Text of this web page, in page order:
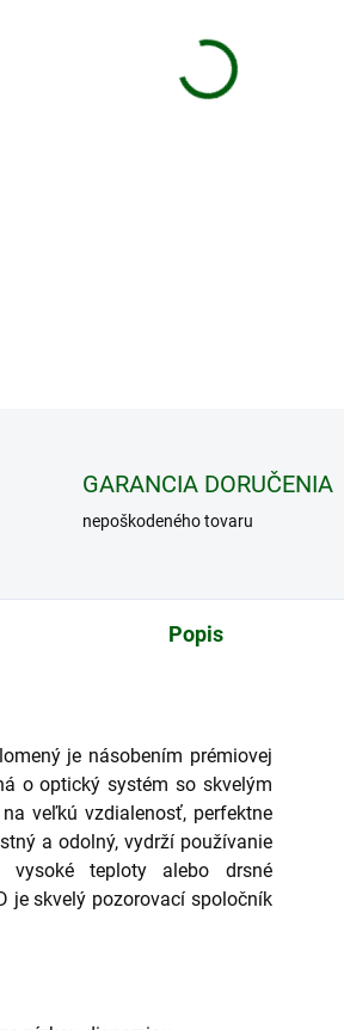
Pozorovací
GARANCIA DORUČENIA
nepoškodeného tovaru
Popis
je násobením prémiovej
o optický systém so skvelým
veľkú vzdialenosť, perfektne
a odolný, vydrží používanie
vysoké teploty alebo drsné
je skvelý pozorovací spoločník